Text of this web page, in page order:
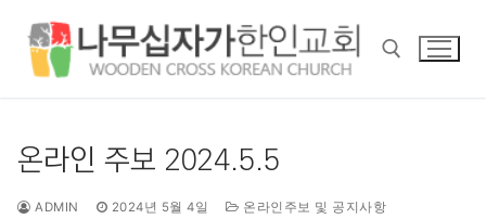
온라인 주보 2024.5.5
ADMIN 2024년 5월 4일 온라인주보 및 공지사항